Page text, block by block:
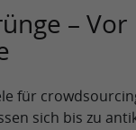
– Vor
für
sich bis zu